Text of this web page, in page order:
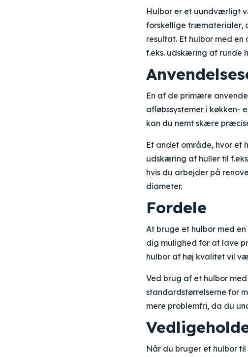
Hulbor er et uundværligt
forskellige træmaterialer,
resultat. Et hulbor med
f.eks. udskæring af runde
En af de primære
afløbssystemer i køkken-
kan du nemt skære
Et andet område, hvor et
udskæring af huller til
hvis du arbejder på
diameter.
Fordele
At bruge et hulbor med
dig mulighed for at lave
hulbor af høj kvalitet vil
Ved brug af et hulbor
standardstørrelserne for
mere problemfri, da du
Når du bruger et hulbor